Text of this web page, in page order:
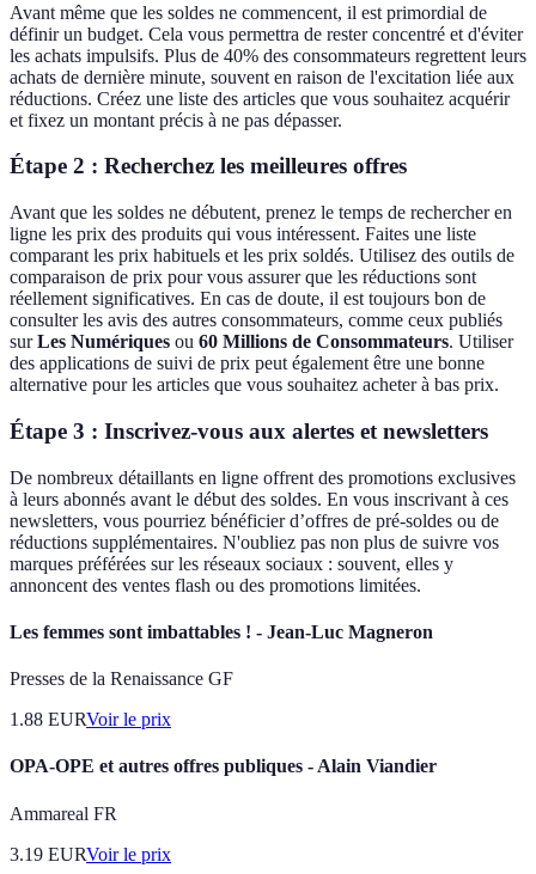
Avant même que les soldes ne commencent, il est primordial de
définir un budget. Cela vous permettra de rester concentré et d'éviter
les achats impulsifs. Plus de 40% des consommateurs regrettent leurs
achats de dernière minute, souvent en raison de l'excitation liée aux
réductions. Créez une liste des articles que vous souhaitez acquérir
et fixez un montant précis à ne pas dépasser.
Étape 2 : Recherchez les meilleures offres
Avant que les soldes ne débutent, prenez le temps de rechercher en
ligne les prix des produits qui vous intéressent. Faites une liste
comparant les prix habituels et les prix soldés. Utilisez des outils de
comparaison de prix pour vous assurer que les réductions sont
réellement significatives. En cas de doute, il est toujours bon de
consulter les avis des autres consommateurs, comme ceux publiés
surLes Numériques ou 60 Millions de Consommateurs. Utiliser
des applications de suivi de prix peut également être une bonne
alternative pour les articles que vous souhaitez acheter à bas prix.
Étape 3 : Inscrivez-vous aux alertes et newsletters
De nombreux détaillants en ligne offrent des promotions exclusives
à leurs abonnés avant le début des soldes. En vous inscrivant à ces
newsletters, vous pourriez bénéficier d’offres de pré-soldes ou de
réductions supplémentaires. N'oubliez pas non plus de suivre vos
marques préférées sur les réseaux sociaux : souvent, elles y
annoncent des ventes flash ou des promotions limitées.
Les femmes sont imbattables ! - Jean-Luc Magneron
Presses de la Renaissance GF
1.88 EURVoir le prix
OPA-OPE et autres offres publiques - Alain Viandier
Ammareal FR
3.19 EURVoir le prix